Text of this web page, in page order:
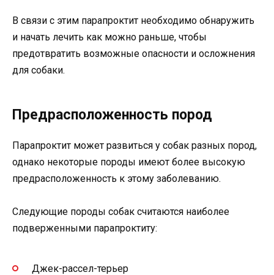
В связи с этим парапроктит необходимо обнаружить
и начать лечить как можно раньше, чтобы
предотвратить возможные опасности и осложнения
для собаки.
Предрасположенность пород
Парапроктит может развиться у собак разных пород,
однако некоторые породы имеют более высокую
предрасположенность к этому заболеванию.
Следующие породы собак считаются наиболее
подверженными парапроктиту:
Джек-рассел-терьер